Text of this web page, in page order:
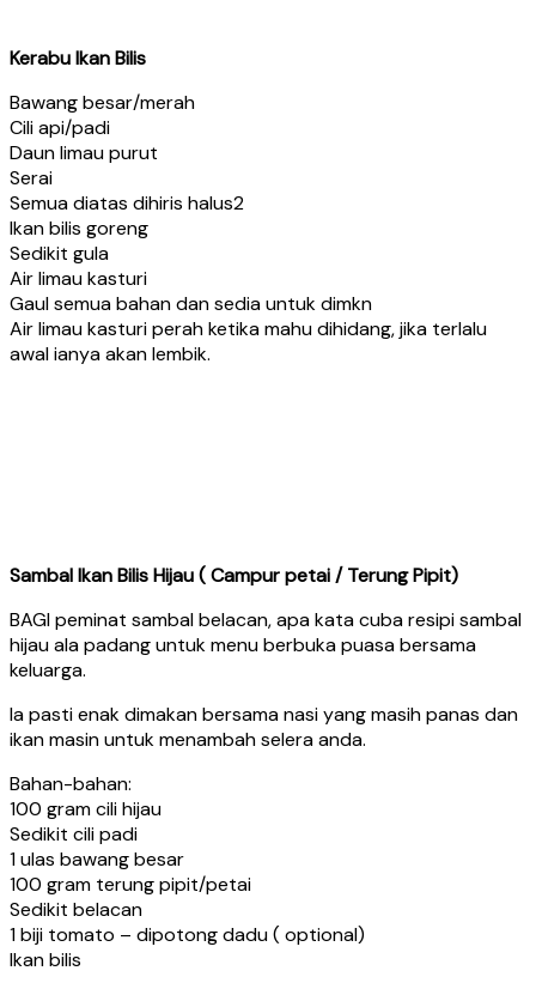
Kerabu Ikan Bilis
Bawang besar/merah
Cili api/padi
Daun limau purut
Serai
Semua diatas dihiris halus2
Ikan bilis goreng
Sedikit gula
Air limau kasturi
Gaul semua bahan dan sedia untuk dimkn
Air limau kasturi perah ketika mahu dihidang, jika terlalu
awal ianya akan lembik.
Sambal Ikan Bilis Hijau ( Campur petai / Terung Pipit)
BAGI peminat sambal belacan, apa kata cuba resipi sambal
hijau ala padang untuk menu berbuka puasa bersama
keluarga.
Ia pasti enak dimakan bersama nasi yang masih panas dan
ikan masin untuk menambah selera anda.
Bahan-bahan:
100 gram cili hijau
Sedikit cili padi
1 ulas bawang besar
100 gram terung pipit/petai
Sedikit belacan
1 biji tomato – dipotong dadu ( optional)
Ikan bilis